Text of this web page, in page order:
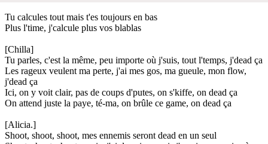
Tu calcules tout mais t'es toujours en bas
Plus l'time, j'calcule plus vos blablas
[Chilla]
Tu parles, c'est la même, peu importe où j'suis, tout l'temps, j'dead ça
Les rageux veulent ma perte, j'ai mes gos, ma gueule, mon flow,
j'dead ça
Ici, on y voit clair, pas de coups d'putes, on s'kiffe, on dead ça
On attend juste la paye, té-ma, on brûle ce game, on dead ça
[Alicia.]
Shoot, shoot, shoot, mes ennemis seront dead en un seul